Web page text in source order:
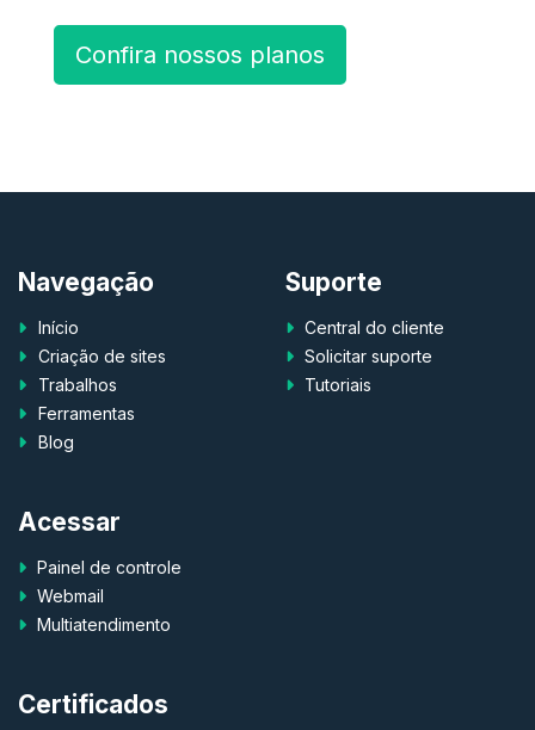
Confira nossos planos
Navegação
Início
Criação de sites
Trabalhos
Ferramentas
Blog
Suporte
Central do cliente
Solicitar suporte
Tutoriais
Acessar
Painel de controle
Webmail
Multiatendimento
Certificados